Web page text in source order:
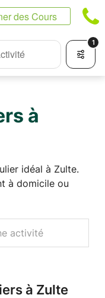
des Cours
1
à
idéal à Zulte.
à domicile ou
à Zulte